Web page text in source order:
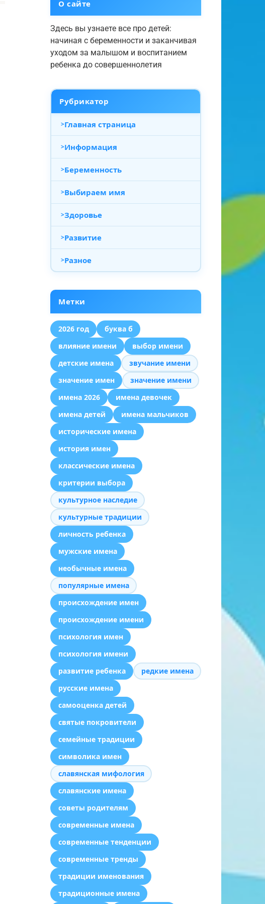
О сайте
Здесь вы узнаете все про детей:
начиная с беременности и заканчивая
уходом за малышом и воспитанием
ребенка до совершеннолетия
Рубрикатор
Главная страница
Информация
Беременность
Выбираем имя
Здоровье
Развитие
Разное
Метки
2026 год
буква б
влияние имени
выбор имени
детские имена
звучание имени
значение имен
значение имени
имена 2026
имена девочек
имена детей
имена мальчиков
исторические имена
история имен
классические имена
критерии выбора
культурное наследие
культурные традиции
личность ребенка
мужские имена
необычные имена
популярные имена
происхождение имен
происхождение имени
психология имен
психология имени
развитие ребенка
редкие имена
русские имена
самооценка детей
святые покровители
семейные традиции
символика имен
славянская мифология
славянские имена
советы родителям
современные имена
современные тенденции
современные тренды
традиции именования
традиционные имена